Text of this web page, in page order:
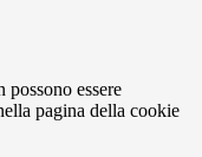
essere
pagina della cookie